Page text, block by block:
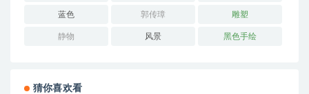
蓝色 郭传璋 雕塑
静物 风景 黑色手绘
猜你喜欢看